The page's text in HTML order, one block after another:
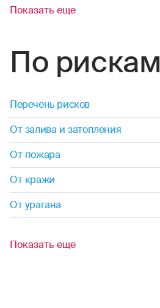
Показать еще
По рискам
Перечень рисков
От залива и затопления
От пожара
От кражи
От урагана
Показать еще